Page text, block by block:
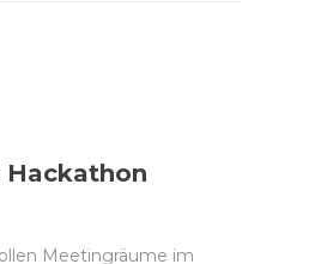
Hackathon
Meetingräume im